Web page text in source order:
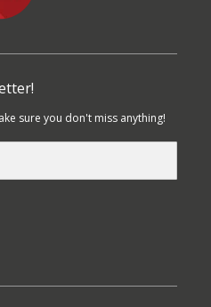
sure you don't miss anything!